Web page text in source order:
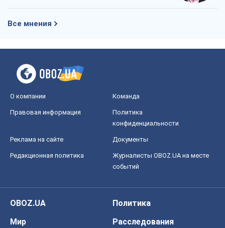
Все мнения
О компании Команда
Правовая информация
Политика
конфиденциальности
Реклама на сайте Документы
Редакционная политика
Журналисты OBOZ.UA на месте
событий
OBOZ.UA
Политика
Мир
Расследования